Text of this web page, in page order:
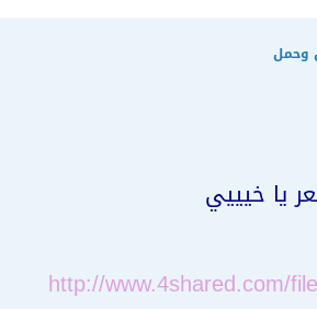
وحمل
يا خيييي
http://www.4shared.com/